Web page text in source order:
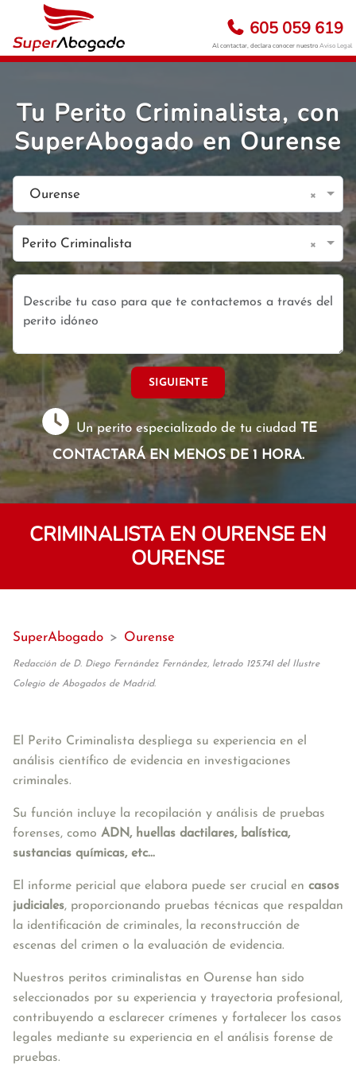
605 059 619
Al contactar, declara conocer nuestroAviso Legal
Tu Perito Criminalista, con
SuperAbogado en Ourense
Ourense ×
Perito Criminalista ×
SIGUIENTE
Un perito especializado de tu ciudad TE
CONTACTARÁ EN MENOS DE 1 HORA.
CRIMINALISTA EN OURENSE EN
OURENSE
SuperAbogado > Ourense
Redacción de D. Diego Fernández Fernández, letrado 125.741 del Ilustre
Colegio de Abogados de Madrid.
El Perito Criminalista despliega su experiencia en el
análisis científico de evidencia en investigaciones
criminales.
Su función incluye la recopilación y análisis de pruebas
forenses, como ADN, huellas dactilares, balística,
sustancias químicas, etc...
El informe pericial que elabora puede ser crucial en casos
judiciales, proporcionando pruebas técnicas que respaldan
la identificación de criminales, la reconstrucción de
escenas del crimen o la evaluación de evidencia.
Nuestros peritos criminalistas en Ourense han sido
seleccionados por su experiencia y trayectoria profesional,
contribuyendo a esclarecer crímenes y fortalecer los casos
legales mediante su experiencia en el análisis forense de
pruebas.